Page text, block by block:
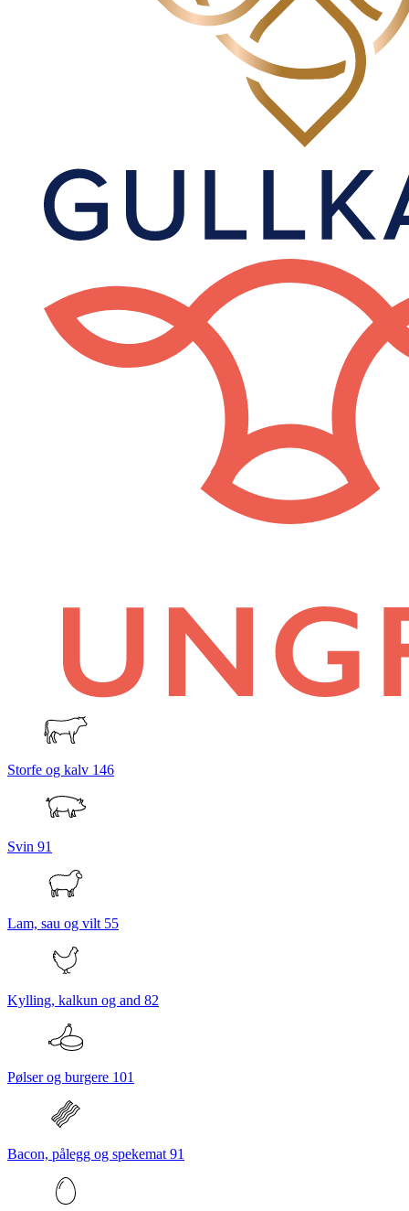
Storfe og kalv 146
Svin 91
Lam, sau og vilt 55
Kylling, kalkun og and 82
Pølser og burgere 101
Bacon, pålegg og spekemat 91